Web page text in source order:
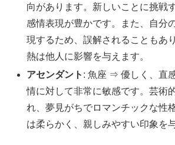
向があります。新しいことに挑戦
感情表現が豊かです。また、自分
現するため、誤解されることもあ
熱は他人に影響を与えます。
アセンダント : 魚座 ⇒ 優しく、直
情に対して非常に敏感です。芸術
れ、夢見がちでロマンチックな性
は柔らかく、親しみやすい印象を